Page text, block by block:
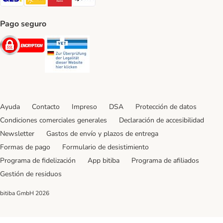
Pago seguro
Security
Ayuda Contacto Impreso DSA
Protección de datos
Condiciones comerciales generales
Declaración de accesibilidad
Newsletter
Gastos de envío y plazos de entrega
Formas de pago
Formulario de desistimiento
Programa de fidelización
App bitiba
Programa de afiliados
Gestión de residuos
bitiba GmbH 2026